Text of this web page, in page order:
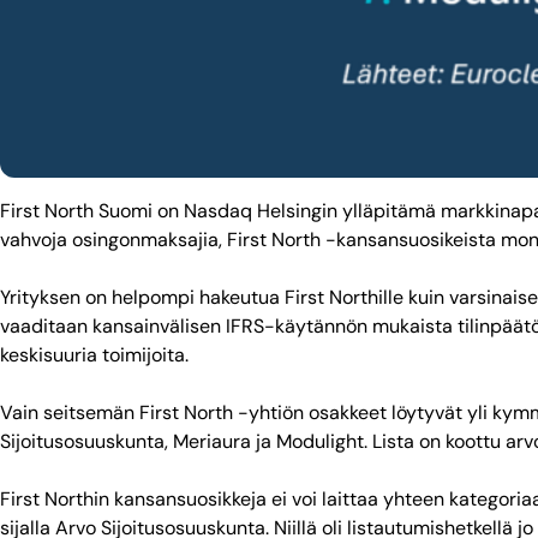
First North Suomi on Nasdaq Helsingin ylläpitämä
vahvoja osingonmaksajia, First North -kansansuosikeista
Yrityksen on helpompi hakeutua First Northille kuin
vaaditaan kansainvälisen IFRS-käytännön mukaista
keskisuuria toimijoita.
Vain seitsemän First North -yhtiön osakkeet löytyvät yli
Sijoitusosuuskunta, Meriaura ja Modulight. Lista on koottu
First Northin kansansuosikkeja ei voi laittaa yhteen
sijalla Arvo Sijoitusosuuskunta. Niillä oli listautumishetkellä